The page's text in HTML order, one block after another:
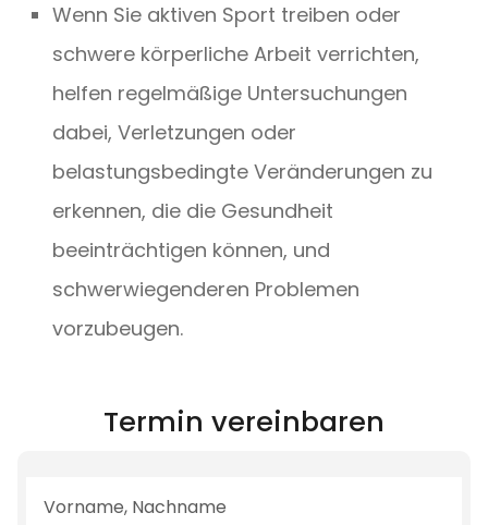
Wenn Sie aktiven Sport treiben oder
schwere körperliche Arbeit verrichten,
helfen regelmäßige Untersuchungen
dabei, Verletzungen oder
belastungsbedingte Veränderungen zu
erkennen, die die Gesundheit
beeinträchtigen können, und
schwerwiegenderen Problemen
vorzubeugen.
Termin vereinbaren